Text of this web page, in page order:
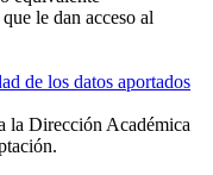
le dan acceso al
de los datos aportados
la Dirección Académica